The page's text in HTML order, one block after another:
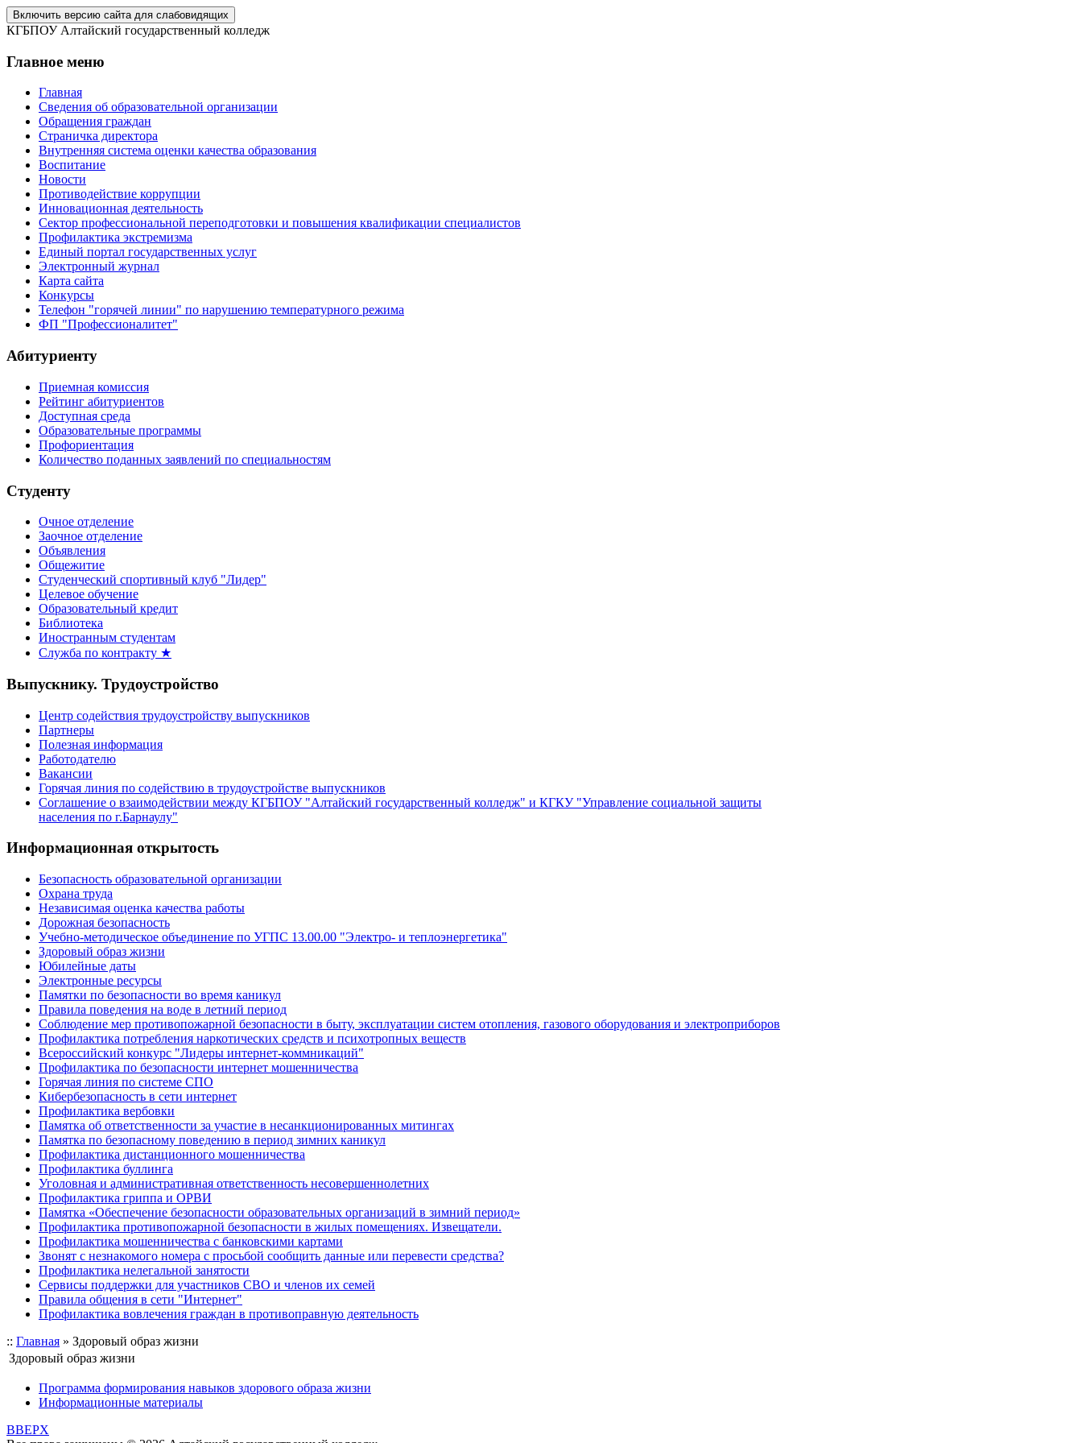
Включить версию сайта для слабовидящих
КГБПОУ Алтайский государственный колледж
Главное меню
Главная
Сведения об образовательной организации
Обращения граждан
Страничка директора
Внутренняя система оценки качества образования
Воспитание
Новости
Противодействие коррупции
Инновационная деятельность
Сектор профессиональной переподготовки и повышения квалификации специалистов
Профилактика экстремизма
Единый портал государственных услуг
Электронный журнал
Карта сайта
Конкурсы
Телефон "горячей линии" по нарушению температурного режима
ФП "Профессионалитет"
Абитуриенту
Приемная комиссия
Рейтинг абитуриентов
Доступная среда
Образовательные программы
Профориентация
Количество поданных заявлений по специальностям
Студенту
Очное отделение
Заочное отделение
Объявления
Общежитие
Студенческий спортивный клуб "Лидер"
Целевое обучение
Образовательный кредит
Библиотека
Иностранным студентам
Служба по контракту ★
Выпускнику. Трудоустройство
Центр содействия трудоустройству выпускников
Партнеры
Полезная информация
Работодателю
Вакансии
Горячая линия по содействию в трудоустройстве выпускников
Соглашение о взаимодействии между КГБПОУ "Алтайский государственный колледж" и КГКУ "Управление социальной защиты
населения по г.Барнаулу"
Информационная открытость
Безопасность образовательной организации
Охрана труда
Независимая оценка качества работы
Дорожная безопасность
Учебно-методическое объединение по УГПС 13.00.00 "Электро- и теплоэнергетика"
Здоровый образ жизни
Юбилейные даты
Электронные ресурсы
Памятки по безопасности во время каникул
Правила поведения на воде в летний период
Соблюдение мер противопожарной безопасности в быту, эксплуатации систем отопления, газового оборудования и электроприборов
Профилактика потребления наркотических средств и психотропных веществ
Всероссийский конкурс "Лидеры интернет-коммникаций"
Профилактика по безопасности интернет мошенничества
Горячая линия по системе СПО
Кибербезопасность в сети интернет
Профилактика вербовки
Памятка об ответственности за участие в несанкционированных митингах
Памятка по безопасному поведению в период зимних каникул
Профилактика дистанционного мошенничества
Профилактика буллинга
Уголовная и административная ответственность несовершеннолетних
Профилактика гриппа и ОРВИ
Памятка «Обеспечение безопасности образовательных организаций в зимний период»
Профилактика противопожарной безопасности в жилых помещениях. Извещатели.
Профилактика мошенничества с банковскими картами
Звонят с незнакомого номера с просьбой сообщить данные или перевести средства?
Профилактика нелегальной занятости
Сервисы поддержки для участников СВО и членов их семей
Правила общения в сети "Интернет"
Профилактика вовлечения граждан в противоправную деятельность
:: Главная » Здоровый образ жизни
Здоровый образ жизни
Программа формирования навыков здорового образа жизни
Информационные материалы
BBEPX